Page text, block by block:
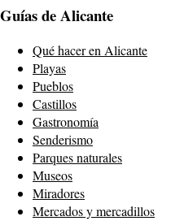
Guías de Alicante
Qué hacer en Alicante
Playas
Pueblos
Castillos
Gastronomía
Senderismo
Parques naturales
Museos
Miradores
Mercados y mercadillos